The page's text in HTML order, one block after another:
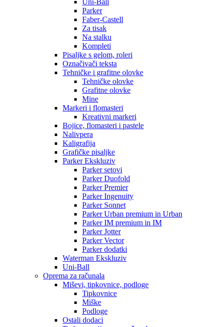
Uni-Ball
Parker
Faber-Castell
Za tisak
Na stalku
Kompleti
Pisaljke s gelom, roleri
Označivači teksta
Tehničke i grafitne olovke
Tehničke olovke
Grafitne olovke
Mine
Markeri i flomasteri
Kreativni markeri
Bojice, flomasteri i pastele
Nalivpera
Kaligrafija
Grafičke pisaljke
Parker Ekskluziv
Parker setovi
Parker Duofold
Parker Premier
Parker Ingenuity
Parker Sonnet
Parker Urban premium in Urban
Parker IM premium in IM
Parker Jotter
Parker Vector
Parker dodatki
Waterman Ekskluziv
Uni-Ball
Oprema za računala
Miševi, tipkovnice, podloge
Tipkovnice
Miške
Podloge
Ostali dodaci